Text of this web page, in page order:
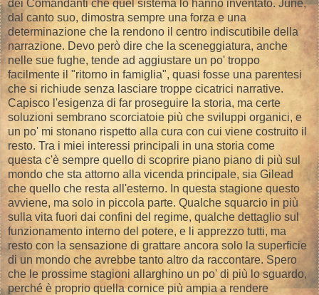
dei Comandanti che quel sistema lo hanno inventato. June,
dal canto suo, dimostra sempre una forza e una
determinazione che la rendono il centro indiscutibile della
narrazione. Devo però dire che la sceneggiatura, anche
nelle sue fughe, tende ad aggiustare un po' troppo
facilmente il "ritorno in famiglia", quasi fosse una parentesi
che si richiude senza lasciare troppe cicatrici narrative.
Capisco l'esigenza di far proseguire la storia, ma certe
soluzioni sembrano scorciatoie più che sviluppi organici, e
un po' mi stonano rispetto alla cura con cui viene costruito il
resto. Tra i miei interessi principali in una storia come
questa c'è sempre quello di scoprire piano piano di più sul
mondo che sta attorno alla vicenda principale, sia Gilead
che quello che resta all'esterno. In questa stagione questo
avviene, ma solo in piccola parte. Qualche squarcio in più
sulla vita fuori dai confini del regime, qualche dettaglio sul
funzionamento interno del potere, e li apprezzo tutti, ma
resto con la sensazione di grattare ancora solo la superficie
di un mondo che avrebbe tanto altro da raccontare. Spero
che le prossime stagioni allarghino un po' di più lo sguardo,
perché è proprio quella cornice più ampia a rendere